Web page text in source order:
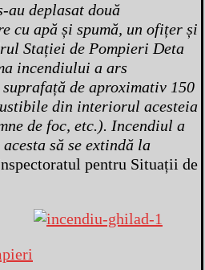
deplasat două
cu apă și spumă, un ofițer și
Stației de Pompieri Deta
incendiului a ars
de aproximativ 150
din interiorul acesteia
de foc, etc.). Incendiul a
să se extindă la
pentru Situații de